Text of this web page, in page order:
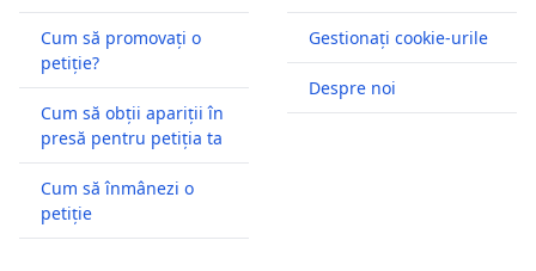
Cum să promovați o
petiție?
Cum să obții apariții în
presă pentru petiția ta
Cum să înmânezi o
petiție
Gestionați cookie-urile
Despre noi